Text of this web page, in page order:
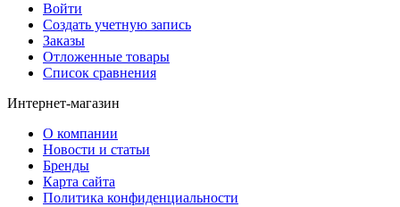
Войти
Создать учетную запись
Заказы
Отложенные товары
Список сравнения
Интернет-магазин
О компании
Новости и статьи
Бренды
Карта сайта
Политика конфиденциальности